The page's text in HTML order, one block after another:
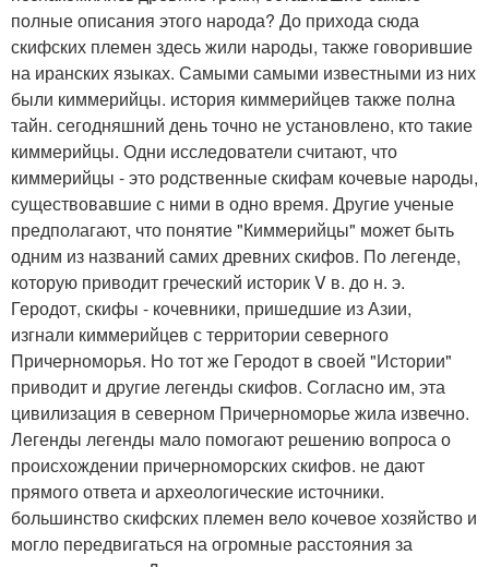
полные описания этого народа? До прихода сюда
скифских племен здесь жили народы, также говорившие
на иранских языках. Самыми самыми известными из них
были киммерийцы. история киммерийцев также полна
тайн. сегодняшний день точно не установлено, кто такие
киммерийцы. Одни исследователи считают, что
киммерийцы - это родственные скифам кочевые народы,
существовавшие с ними в одно время. Другие ученые
предполагают, что понятие "Киммерийцы" может быть
одним из названий самих древних скифов. По легенде,
которую приводит греческий историк V в. до н. э.
Геродот, скифы - кочевники, пришедшие из Азии,
изгнали киммерийцев с территории северного
Причерноморья. Но тот же Геродот в своей "Истории"
приводит и другие легенды скифов. Согласно им, эта
цивилизация в северном Причерноморье жила извечно.
Легенды легенды мало помогают решению вопроса о
происхождении причерноморских скифов. не дают
прямого ответа и археологические источники.
большинство скифских племен вело кочевое хозяйство и
могло передвигаться на огромные расстояния за